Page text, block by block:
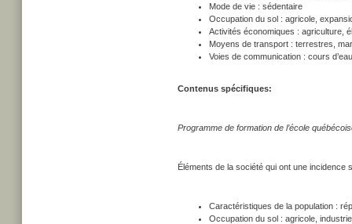
Mode de vie : sédentaire
Occupation du sol : agricole,
Activités économiques : agriculture,
Moyens de transport : terrestres,
Voies de communication : cours
Contenus spécifiques:
Programme de formation de l’école
Éléments de la société qui ont une incidence
Caractéristiques de la population :
Occupation du sol : agricole,